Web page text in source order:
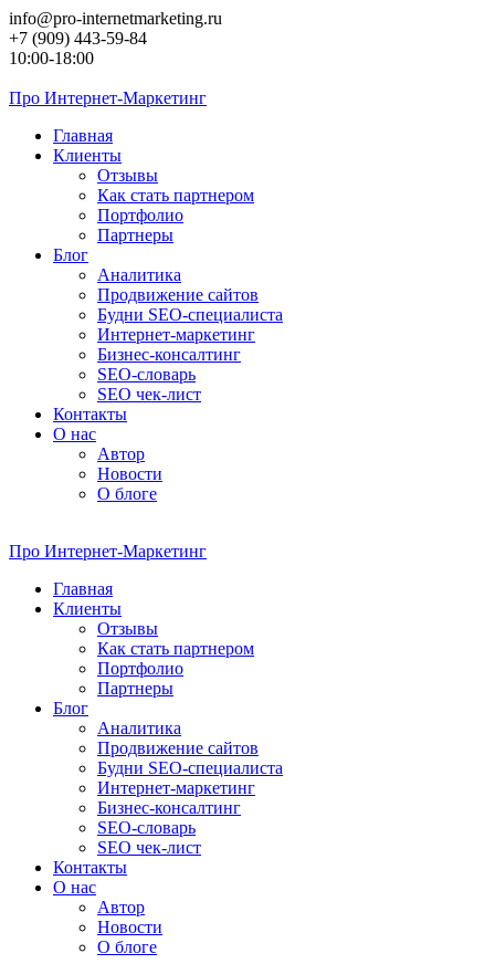
Перейти
к
контенту
info@pro-internetmarketing.ru
+7 (909) 443-59-84
10:00-18:00
Про Интернет-Маркетинг
Главная
Клиенты
Отзывы
Как стать партнером
Портфолио
Партнеры
Блог
Аналитика
Продвижение сайтов
Будни SEO-специалиста
Интернет-маркетинг
Бизнес-консалтинг
SEO-словарь
SEO чек-лист
Контакты
О нас
Автор
Новости
О блоге
Про Интернет-Маркетинг
Главная
Клиенты
Отзывы
Как стать партнером
Портфолио
Партнеры
Блог
Аналитика
Продвижение сайтов
Будни SEO-специалиста
Интернет-маркетинг
Бизнес-консалтинг
SEO-словарь
SEO чек-лист
Контакты
О нас
Автор
Новости
О блоге